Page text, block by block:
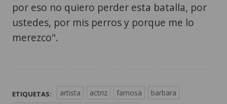
por eso no quiero perder esta batalla, por
ustedes, por mis perros y porque me lo
merezco".
ETIQUETAS: artista actriz famosa
barbara